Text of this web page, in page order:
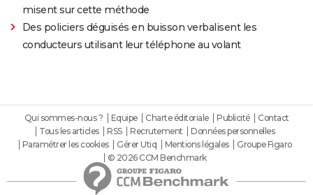
misent sur cette méthode
Des policiers déguisés en buisson verbalisent les
conducteurs utilisant leur téléphone au volant
Qui sommes-nous ? Equipe Charte éditoriale Publicité
Contact
Tous les articles
RSS Recrutement
Données personnelles
Paramétrer les cookies
Gérer Utiq Mentions légales
Groupe Figaro
© 2026 CCM Benchmark